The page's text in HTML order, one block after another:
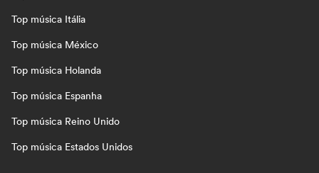
Top música Itália
Top música México
Top música Holanda
Top música Espanha
Top música Reino Unido
Top música Estados Unidos